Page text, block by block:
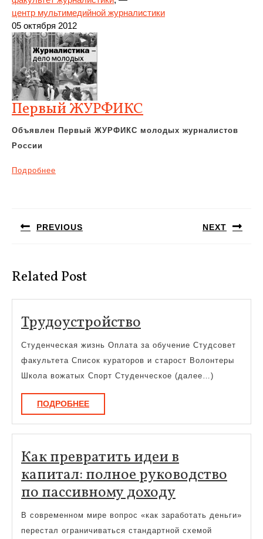
центр мультимедийной журналистики
05 октября 2012
Первый ЖУРФИКС
Объявлен Первый ЖУРФИКС молодых журналистов
России
Подробнее
записям
PREVIOUS NEXT
Related Post
ТрудоустройствоТрудоустройство
Студенческая жизнь Оплата за обучение Студсовет
факультета Список кураторов и старост Волонтеры
Школа вожатых Спорт Студенческое (далее…)
ПОДРОБНЕЕПОДРОБНЕЕ
Как превратить идеи в
капитал: полное руководство
по пассивному доходуКак
превратить
идеи
В современном мире вопрос «как заработать деньги»
перестал ограничиваться стандартной схемой